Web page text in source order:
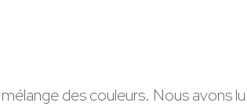
des couleurs. Nous avons